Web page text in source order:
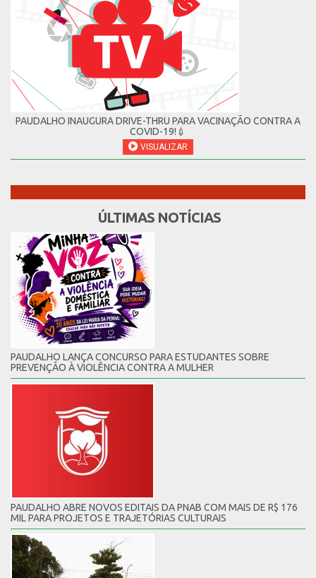
PAUDALHO INAUGURA DRIVE-THRU PARA VACINAÇÃO CONTRA A
COVID-19!💉
VISUALIZAR
ÚLTIMAS NOTÍCIAS
PAUDALHO LANÇA CONCURSO PARA ESTUDANTES SOBRE
PREVENÇÃO À VIOLÊNCIA CONTRA A MULHER
PAUDALHO ABRE NOVOS EDITAIS DA PNAB COM MAIS DE R$ 176
MIL PARA PROJETOS E TRAJETÓRIAS CULTURAIS